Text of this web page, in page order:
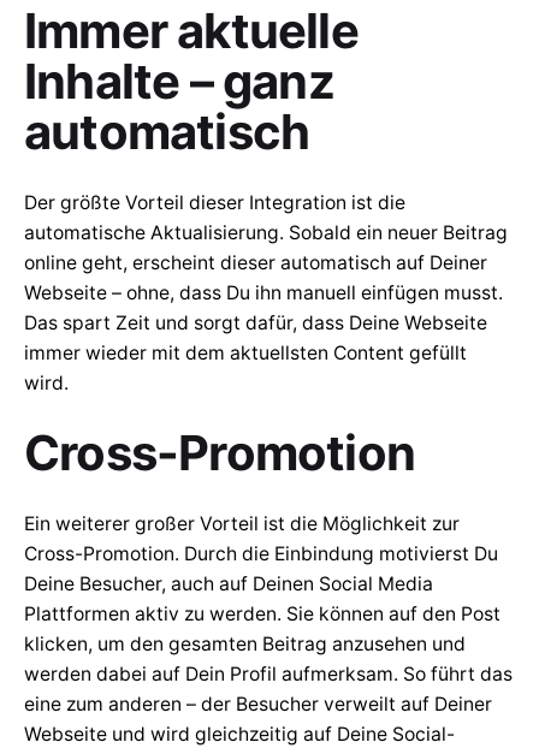
Immer aktuelle
Inhalte – ganz
automatisch
Der größte Vorteil dieser Integration ist die
automatische Aktualisierung. Sobald ein neuer Beitrag
online geht, erscheint dieser automatisch auf Deiner
Webseite – ohne, dass Du ihn manuell einfügen musst.
Das spart Zeit und sorgt dafür, dass Deine Webseite
immer wieder mit dem aktuellsten Content gefüllt
wird.
Cross-Promotion
Ein weiterer großer Vorteil ist die Möglichkeit zur
Cross-Promotion. Durch die Einbindung motivierst Du
Deine Besucher, auch auf Deinen Social Media
Plattformen aktiv zu werden. Sie können auf den Post
klicken, um den gesamten Beitrag anzusehen und
werden dabei auf Dein Profil aufmerksam. So führt das
eine zum anderen – der Besucher verweilt auf Deiner
Webseite und wird gleichzeitig auf Deine Social-